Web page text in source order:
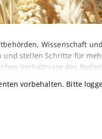
Wissenschaft
und stellen Schritte für
Verhältnisse des
vorbehalten. Bitte